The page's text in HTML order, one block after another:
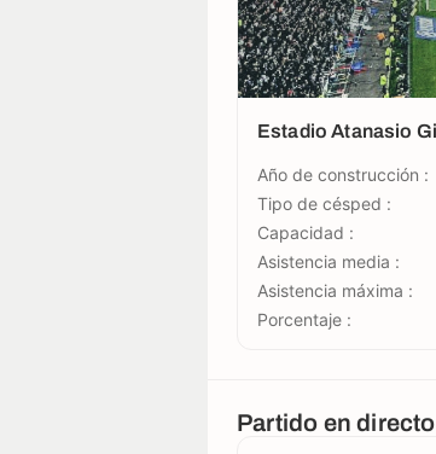
Estadio Atanasio
Año de construcción :
Tipo de césped :
Capacidad :
Asistencia media :
Asistencia máxima :
Porcentaje :
Partido en directo